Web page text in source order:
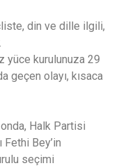
din ve dille ilgili,
yüce kurulunuza 29
geçen olayı, kısaca
Halk Partisi
Fethi Bey’in
seçimi